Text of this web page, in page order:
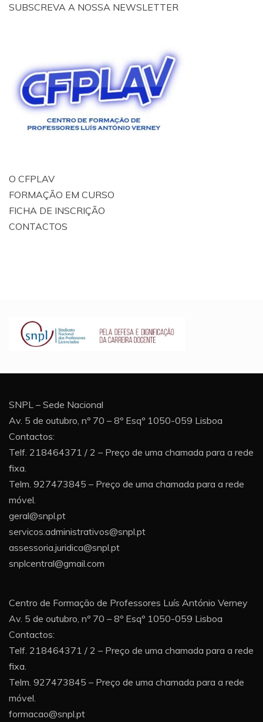
SUBSCREVA A NOSSA NEWSLETTER
O CFPLAV
FORMAÇÃO EM CURSO
FICHA DE INSCRIÇÃO
CONTACTOS
SNPL – Sede Nacional
Av. 5 de outubro, nº 70 – 8º Esqº 1050-059 Lisboa
Contactos:
Telf. 218464371 / 2 – Preço de uma chamada para a rede
fixa.
Telm. 927473845 – Preço de uma chamada para a rede
móvel.
geral@snpl.pt
servicos.administrativos@snpl.pt
assessoria.juridica@snpl.pt
snplcentral@gmail.com
Centro de Formação de Professores Luís António Verney
Av. 5 de outubro, nº 70 – 8º Esqº 1050-059 Lisboa
Contactos:
Telf. 218464371 / 2 – Preço de uma chamada para a rede
fixa.
Telm. 927473845 – Preço de uma chamada para a rede
móvel.
formacao@snpl.pt